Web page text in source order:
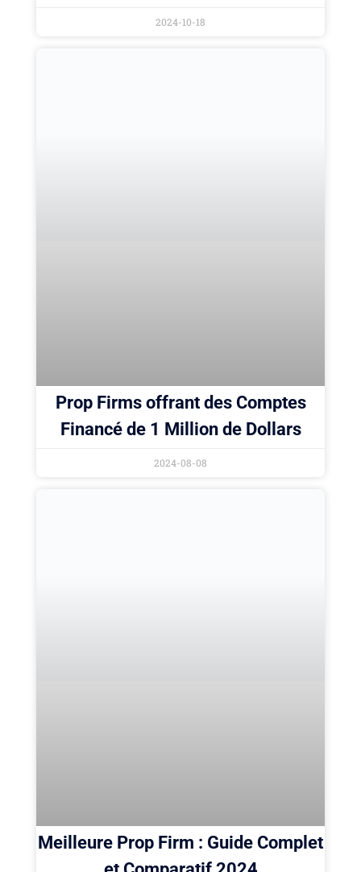
2024-10-18
Prop Firms offrant des Comptes
Financé de 1 Million de Dollars
2024-08-08
Meilleure Prop Firm : Guide Complet